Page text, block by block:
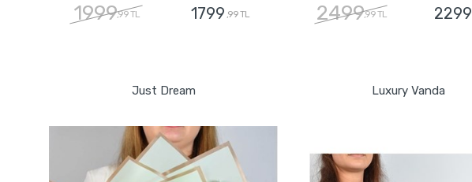
1999,99 TL 1799 ,99 TL 2499,99 TL 2299
Just Dream Luxury Vanda